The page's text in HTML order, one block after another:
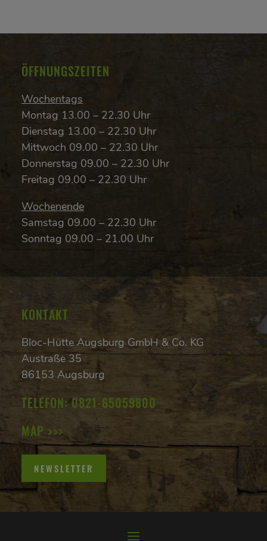
ÖFFNUNGSZEITEN
Wochentags
Montag 13.00 – 22.30 Uhr
Dienstag 13.00 – 22.30 Uhr
Mittwoch 09.00 – 22.30 Uhr
Donnerstag 09.00 – 22.30 Uhr
Freitag 09.00 – 22.30 Uhr
Wochenende
Samstag 09.00 – 22.30 Uhr
Sonntag 09.00 – 21.00 Uhr
KONTAKT
Bloc-Hütte Augsburg GmbH & Co. KG
Austraße 35
86153 Augsburg
TELEFON: 0821-65059800
MAP >>>
NEWSLETTER